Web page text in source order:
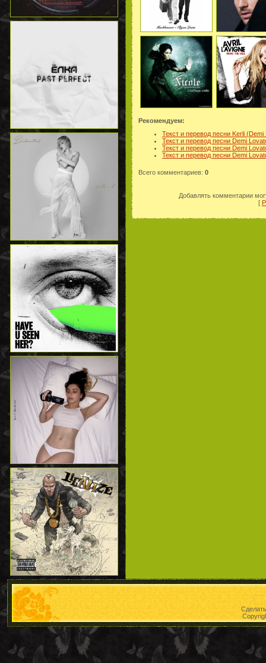
Рекомендуем:
Текст и перевод песни Kerli
Текст и перевод песни Demi
Текст и перевод песни Demi
Текст и перевод песни Demi
Всего комментариев: 0
Добавлять комментарии
[